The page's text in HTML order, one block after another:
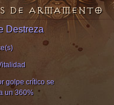
DE ARMAMENTO
Destreza
golpe crítico se
un 360%